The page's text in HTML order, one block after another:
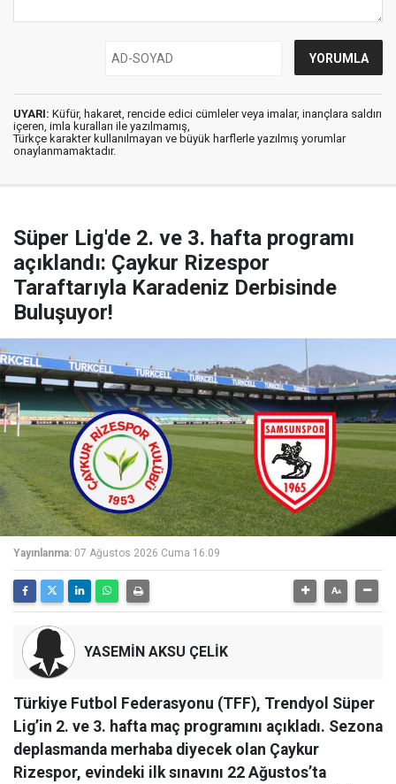
UYARI: Küfür, hakaret, rencide edici cümleler veya imalar, inançlara saldırı
içeren, imla kuralları ile yazılmamış,
Türkçe karakter kullanılmayan ve büyük harflerle yazılmış yorumlar
onaylanmamaktadır.
Süper Lig'de 2. ve 3. hafta programı
açıklandı: Çaykur Rizespor
Taraftarıyla Karadeniz Derbisinde
Buluşuyor!
Yayınlanma: 07 Ağustos 2026 Cuma 16:09
YASEMİN AKSU ÇELİK
Türkiye Futbol Federasyonu (TFF), Trendyol Süper
Lig’in 2. ve 3. hafta maç programını açıkladı. Sezona
deplasmanda merhaba diyecek olan Çaykur
Rizespor, evindeki ilk sınavını 22 Ağustos’ta